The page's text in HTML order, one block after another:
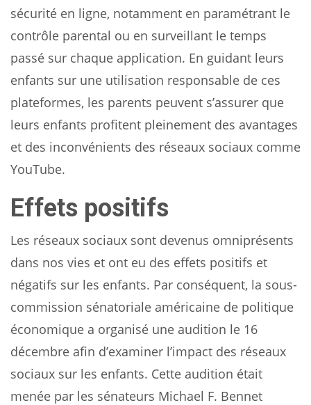
sécurité en ligne, notamment en paramétrant le
contrôle parental ou en surveillant le temps
passé sur chaque application. En guidant leurs
enfants sur une utilisation responsable de ces
plateformes, les parents peuvent s’assurer que
leurs enfants profitent pleinement des avantages
et des inconvénients des réseaux sociaux comme
YouTube.
Effets positifs
Les réseaux sociaux sont devenus omniprésents
dans nos vies et ont eu des effets positifs et
négatifs sur les enfants. Par conséquent, la sous-
commission sénatoriale américaine de politique
économique a organisé une audition le 16
décembre afin d’examiner l’impact des réseaux
sociaux sur les enfants. Cette audition était
menée par les sénateurs Michael F. Bennet